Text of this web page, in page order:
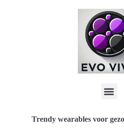
Trendy wearables voor